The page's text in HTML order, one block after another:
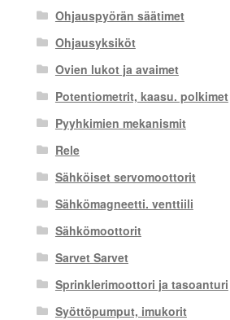
Ohjauspyörän säätimet
Ohjausyksiköt
Ovien lukot ja avaimet
Potentiometrit, kaasu. polkimet
Pyyhkimien mekanismit
Rele
Sähköiset servomoottorit
Sähkömagneetti. venttiili
Sähkömoottorit
Sarvet Sarvet
Sprinklerimoottori ja tasoanturi
Syöttöpumput, imukorit